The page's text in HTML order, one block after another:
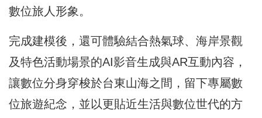
數位旅人形象。
完成建模後，還可體驗結合熱氣球、海岸景觀
及特色活動場景的AI影音生成與AR互動內容，
讓數位分身穿梭於台東山海之間，留下專屬數
位旅遊紀念，並以更貼近生活與數位世代的方